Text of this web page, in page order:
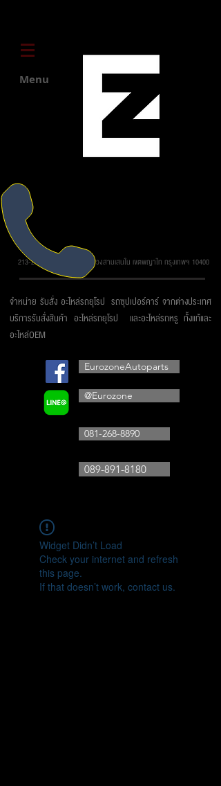
Menu
213-215 ถ.วิภาวดี รังสิต แขวงสามเสนใน เขตพญาไท กรุงเทพฯ 10400
จำหน่าย รับสั่ง อะไหล่รถยุโรป รถซุปเปอร์คาร์ จากต่างประเทศ
บริการรับสั่งสินค้า อะไหล่รถยุโรป และอะไหล่รถหรู ทั้งแท้และ
อะไหล่OEM
EurozoneAutoparts
@Eurozone
081-268-8890
089-891-8180
Widget Didn’t Load
Check your internet and refresh
this page.
If that doesn’t work, contact us.